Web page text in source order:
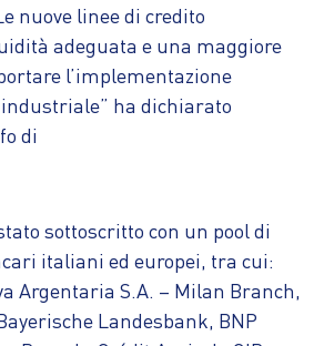
nuove linee di credito
adeguata e una maggiore
l’implementazione
ha dichiarato
di
sottoscritto con un pool di
italiani ed europei, tra cui:
Argentaria S.A. – Milan Branch,
Landesbank, BNP